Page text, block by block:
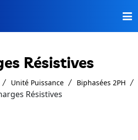
Résistives
Unité Puissance Biphasées 2PH
Résistives